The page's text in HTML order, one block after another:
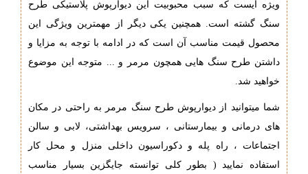
ویژه ایست که سبب محبوبیت این دیوارپوش پلاستیکی طرح
سنگ گشته است. همچنین یکی دیگر از مهمترین ویژگی این
محصول قیمت مناسب آن است که در ادامه با توجه به مزایا و
داشتن طرح سنگ هایی همچون مرمر و ... متوجه این موضوع
خواهید شد.
شما میتوانید از دیوارپوش طرح سنگ مرمر به راحتی در مکان
های درمانی و بیمارستانی ، سرویس بهداشتی، لابی و سالن
اجتماعات ، راه پله و دکوراسیون داخلی منزل و محل کار
استفاده نمایید ( بطور کلی توانسته جایگزین بسیار مناسب